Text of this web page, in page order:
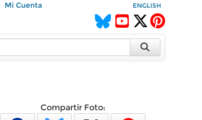
Mi Cuenta ENGLISH
Compartir Foto: